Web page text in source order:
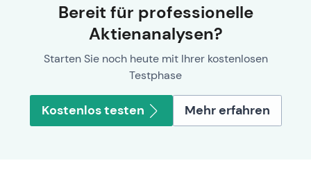
Bereit für professionelle
Aktienanalysen?
Starten Sie noch heute mit Ihrer kostenlosen
Testphase
Kostenlos testen Mehr erfahren